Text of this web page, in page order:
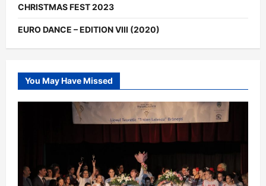
CHRISTMAS FEST 2023
EURO DANCE – EDITION VIII (2020)
You May Have Missed